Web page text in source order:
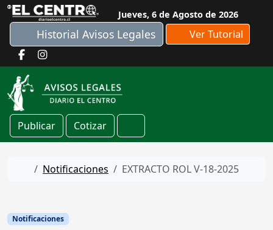
Skip to content
Jueves, 6 de Agosto de 2026
Historial Avisos Legales Ver Tutorial
Publicar Cotizar
Cart
Home
Notificaciones EXTRACTO ROL V-18-2025
Notificaciones